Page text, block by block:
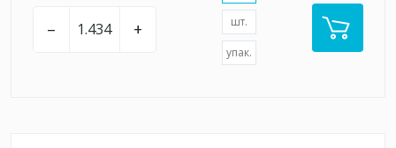
– + шт.
упак.